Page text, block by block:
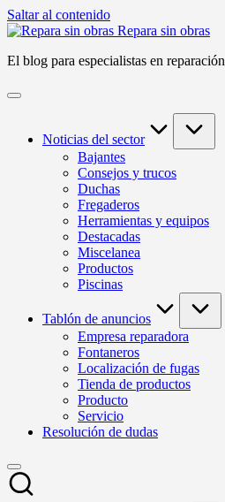
Saltar al contenido
Repara sin obras
El blog para especialistas en reparación
Noticias del sector
Bajantes
Consejos y trucos
Duchas
Fregaderos
Herramientas y equipos
Destacadas
Miscelanea
Productos
Piscinas
Tablón de anuncios
Empresa reparadora
Fontaneros
Localización de fugas
Tienda de productos
Producto
Servicio
Resolución de dudas